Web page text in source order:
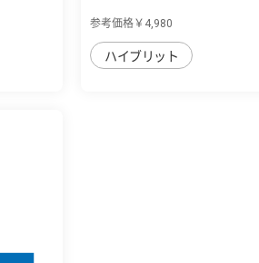
参考価格￥4,980
ハイブリット